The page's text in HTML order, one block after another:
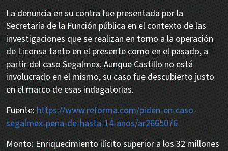
La denuncia en su contra fue presentada por la
Secretaría de la Función pública en el contexto de las
investigaciones que se realizan en torno a la operación
de Liconsa tanto en el presente como en el pasado, a
partir del caso Segalmex. Aunque Castillo no está
involucrado en el mismo, su caso fue descubierto justo
en el marco de esas indagatorias.
Fuente:https://www.reforma.com/piden-en-caso-
segalmex-pena-de-hasta-14-anos/ar2665076
Monto: Enriquecimiento ilícito superior a los 32 millones